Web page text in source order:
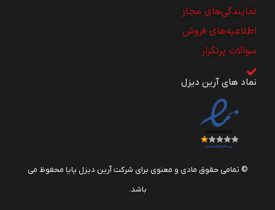
نمایندگی‌های مجاز
اطلاعیه‌های فروش
سوالات پرتکرار
نماد های آرین دیزل
© تمامی حقوق مادی و معنوی برای شرکت آرین دیزل پایا محفوظ می
باشد.